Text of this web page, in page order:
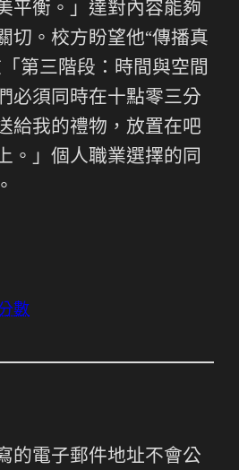
平衡。」達對內容能夠
切。校方盼望他“傳播真
第三階段：時間與空間
必須同時在十點零三分
給我的禮物，放置在吧
。」個人職業選擇的同
數
的電子郵件地址不會公